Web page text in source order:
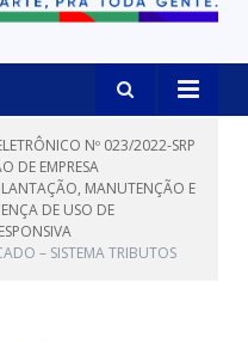
Nº 023/2022-SRP
DE EMPRESA
MANUTENÇÃO E
DE USO DE
– SISTEMA TRIBUTOS